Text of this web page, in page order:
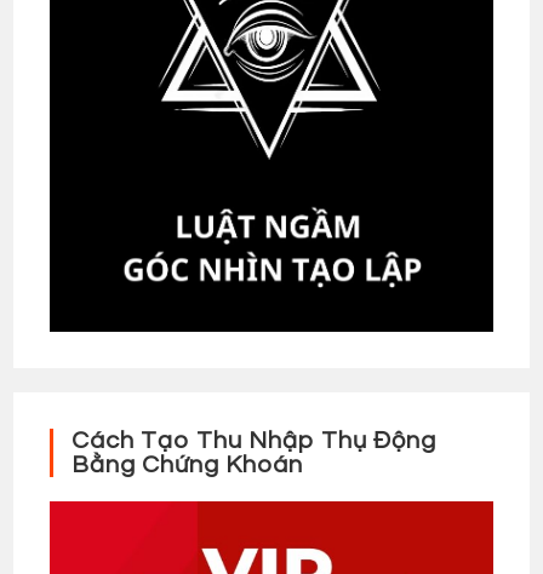
Cách Tạo Thu Nhập Thụ Động
Bằng Chứng Khoán